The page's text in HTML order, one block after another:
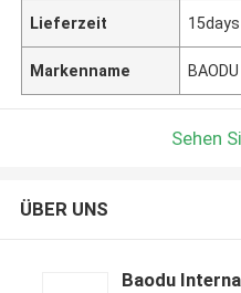
Lieferzeit 15days
Markenname BAODU
Sehen
ÜBER UNS
Baodu